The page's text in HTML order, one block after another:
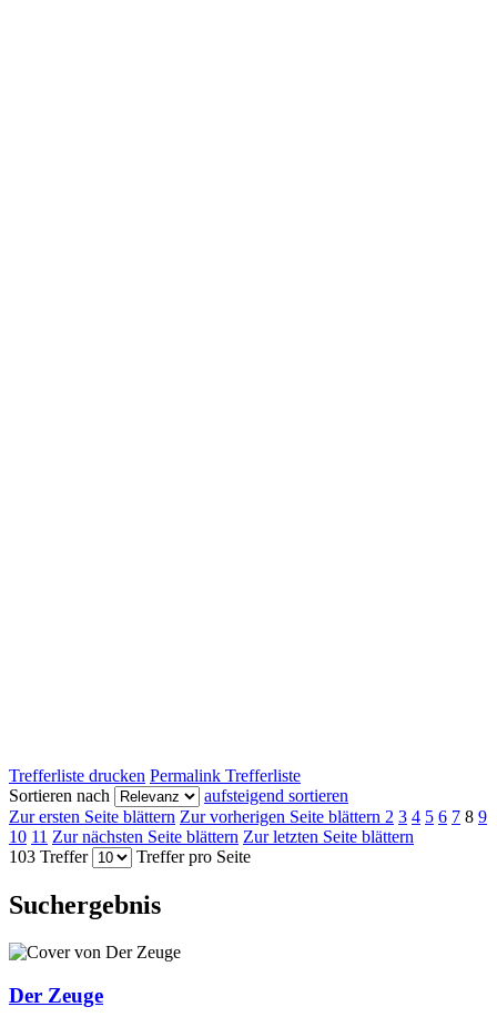
Trefferliste drucken Permalink Trefferliste
Sortieren nach
aufsteigend sortieren
Zur ersten Seite blättern Zur vorherigen Seite blättern 2 3 4 5 6 7 8 9
10 11 Zur nächsten Seite blättern Zur letzten Seite blättern
103 Treffer
Treffer pro Seite
Suchergebnis
Der Zeuge